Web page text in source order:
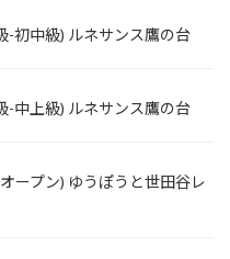
-初中級) ルネサンス鷹の台
-中上級) ルネサンス鷹の台
ープン) ゆうぽうと世田谷レ